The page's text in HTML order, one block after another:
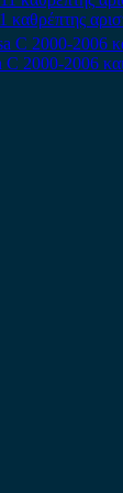
C 2000-2006